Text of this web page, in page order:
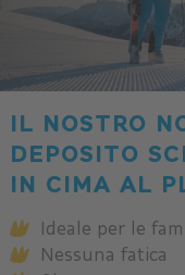
IL NOSTRO
DEPOSITO SCI
IN CIMA AL
Ideale per le
Nessuna fatica